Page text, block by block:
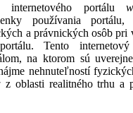
internetového portálu
používania
a právnických osôb pri
portálu. Tento
na ktorom sú
nehnuteľností
z oblasti realitného trhu a